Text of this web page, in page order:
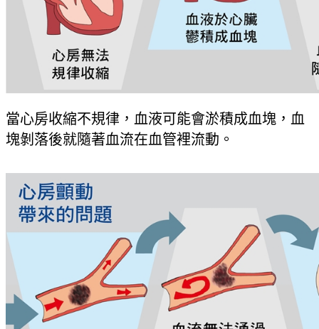
當心房收縮不規律，血液可能會淤積成血塊，血
塊剝落後就隨著血流在血管裡流動。